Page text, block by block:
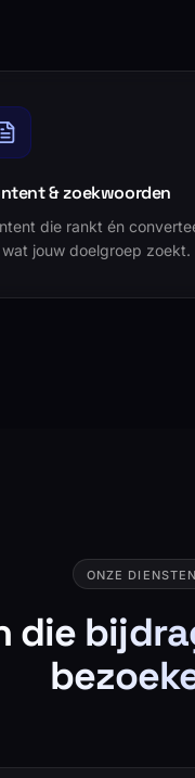
& zoekwoorden
die rankt én
jouw doelgroep zoekt.
ONZE DIENSTEN
die